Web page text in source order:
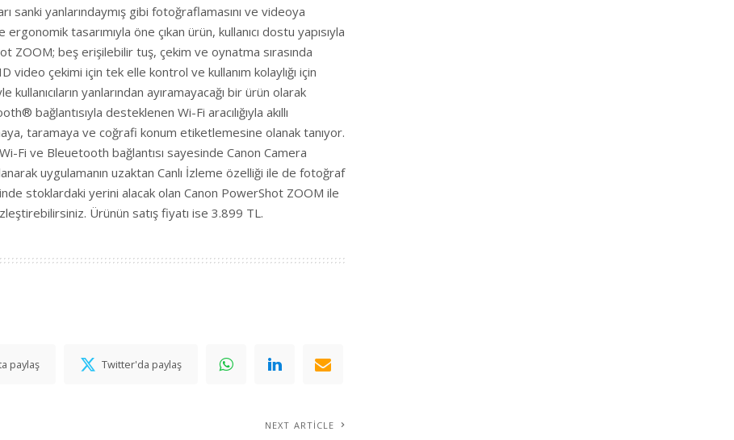
sanki yanlarındaymış gibi fotoğraflamasını ve videoya
ergonomik tasarımıyla öne çıkan ürün, kullanıcı dostu yapısıyla
ZOOM; beş erişilebilir tuş, çekim ve oynatma sırasında
video çekimi için tek elle kontrol ve kullanım kolaylığı için
kullanıcıların yanlarından ayıramayacağı bir ürün olarak
bağlantısıyla desteklenen Wi-Fi aracılığıyla akıllı
taramaya ve coğrafi konum etiketlemesine olanak tanıyor.
Fi ve Bleuetooth bağlantısı sayesinde Canon Camera
uygulamanın uzaktan Canlı İzleme özelliği ile de fotoğraf
stoklardaki yerini alacak olan Canon PowerShot ZOOM ile
Ürünün satış fiyatı ise 3.899 TL.
paylaş Twitter'da paylaş
NEXT ARTICLE